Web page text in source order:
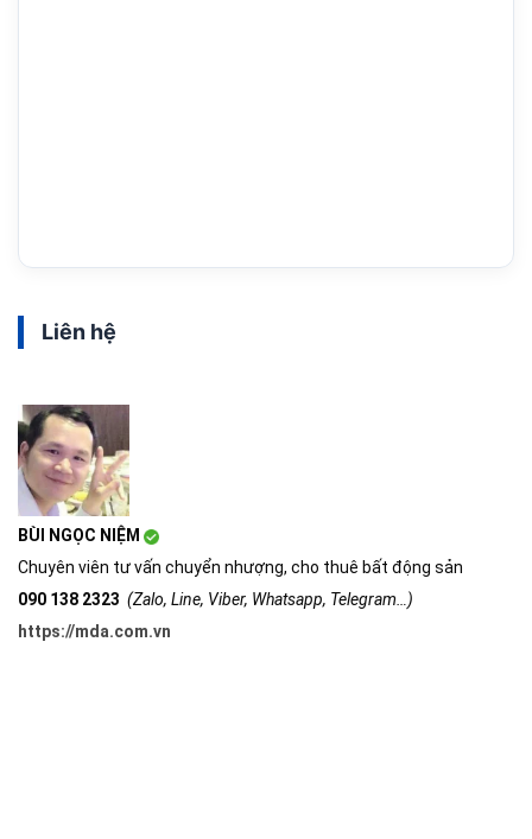
Liên hệ
BÙI NGỌC NIỆM
Chuyên viên tư vấn chuyển nhượng, cho thuê bất động sản
090 138 2323 (Zalo, Line, Viber, Whatsapp, Telegram…)
https://mda.com.vn